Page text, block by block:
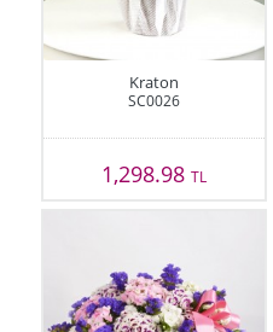
Kraton
SC0026
1,298.98TL